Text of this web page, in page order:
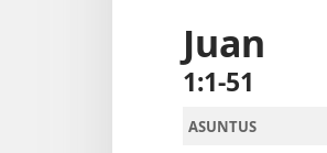
Juan
1:1-51
ASUNTUS